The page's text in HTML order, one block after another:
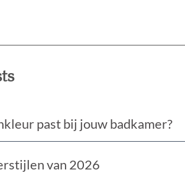
past bij jouw badkamer?
van 2026